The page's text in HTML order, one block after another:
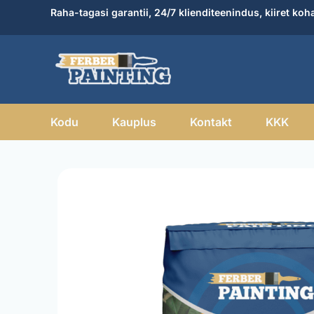
Raha-tagasi garantii, 24/7 klienditeenindus, kiiret
Kodu Kauplus Kontakt KKK